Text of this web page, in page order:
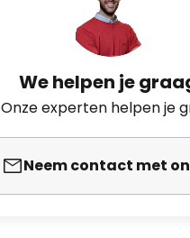
We helpen je
Onze experten helpen je
Neem contact met